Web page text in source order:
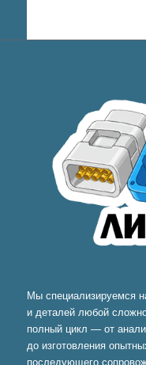
Мы специализируемся
и деталей любой
полный цикл — от
до изготовления
последующего